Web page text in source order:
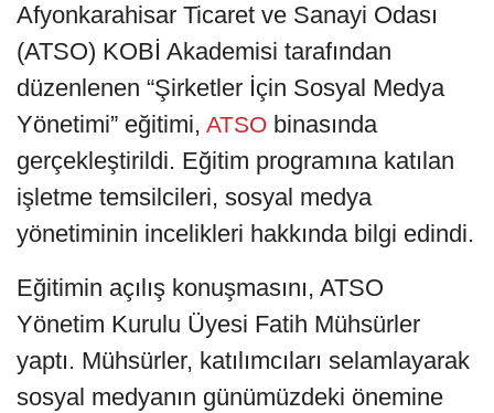
Afyonkarahisar Ticaret ve Sanayi Odası
(ATSO) KOBİ Akademisi tarafından
düzenlenen “Şirketler İçin Sosyal Medya
Yönetimi” eğitimi, ATSO binasında
gerçekleştirildi. Eğitim programına katılan
işletme temsilcileri, sosyal medya
yönetiminin incelikleri hakkında bilgi edindi.
Eğitimin açılış konuşmasını, ATSO
Yönetim Kurulu Üyesi Fatih Mühsürler
yaptı. Mühsürler, katılımcıları selamlayarak
sosyal medyanın günümüzdeki önemine